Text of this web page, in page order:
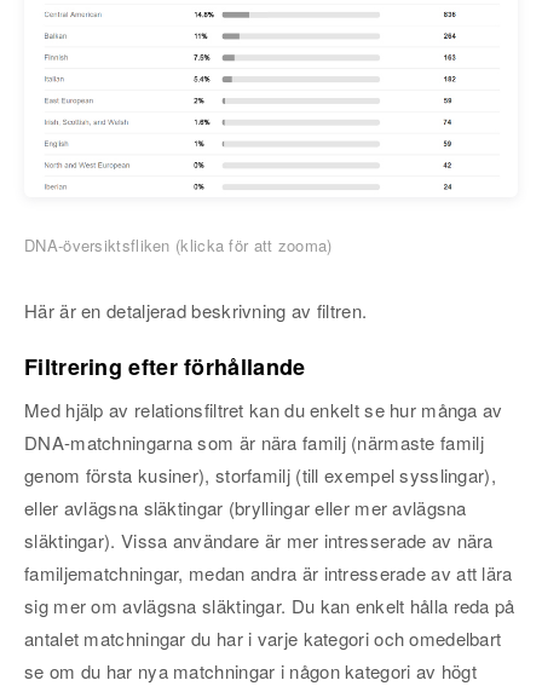
DNA-översiktsfliken (klicka för att zooma)
Här är en detaljerad beskrivning av filtren.
Filtrering efter förhållande
Med hjälp av relationsfiltret kan du enkelt se hur många av
DNA-matchningarna som är nära familj (närmaste familj
genom första kusiner), storfamilj (till exempel sysslingar),
eller avlägsna släktingar (bryllingar eller mer avlägsna
släktingar). Vissa användare är mer intresserade av nära
familjematchningar, medan andra är intresserade av att lära
sig mer om avlägsna släktingar. Du kan enkelt hålla reda på
antalet matchningar du har i varje kategori och omedelbart
se om du har nya matchningar i någon kategori av högt